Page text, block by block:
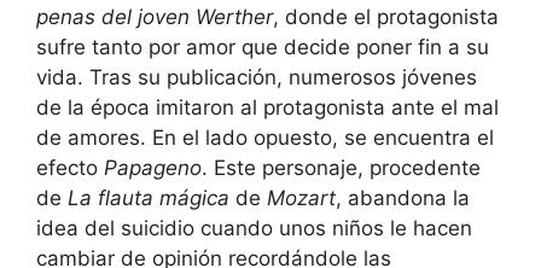
penas del joven Werther, donde el protagonista
sufre tanto por amor que decide poner fin a su
vida. Tras su publicación, numerosos jóvenes
de la época imitaron al protagonista ante el mal
de amores. En el lado opuesto, se encuentra el
efecto Papageno. Este personaje, procedente
de La flauta mágica de Mozart, abandona la
idea del suicidio cuando unos niños le hacen
cambiar de opinión recordándole las